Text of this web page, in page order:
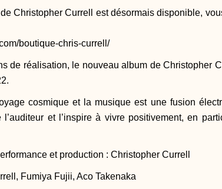
Christopher Currell est désormais disponible,
boutique-chris-currell/
de réalisation, le nouveau album de Christopher
cosmique et la musique est une fusion
l’auditeur et l’inspire à vivre positivement, en
et production : Christopher Currell
Fumiya Fujii, Aco Takenaka